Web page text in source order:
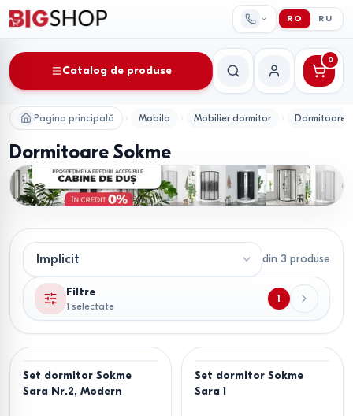
RO RU
Catalog de produse
CăutareContul meu
0
Pagina principală Mobila Mobilier dormitor Dormitoare
Dormitoare Sokme
din 3 produse
Filtre
1 selectate
1
Set dormitor Sokme
Sara Nr.2, Modern
Set dormitor Sokme
Sara 1